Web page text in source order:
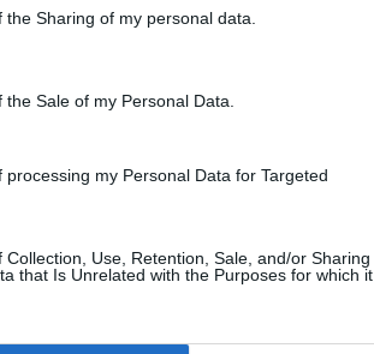
Sharing of my personal data.
Sale of my Personal Data.
processing my Personal Data for Targeted
Collection, Use, Retention, Sale, and/or Sharing
that Is Unrelated with the Purposes for which it